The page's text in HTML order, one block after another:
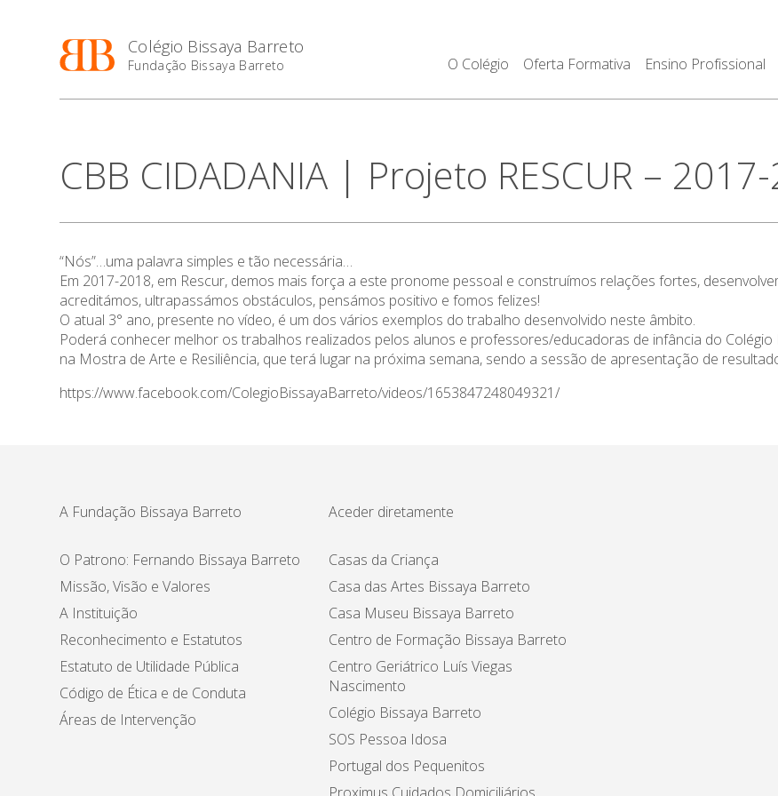
Colégio Bissaya Barreto
Fundação Bissaya Barreto O Colégio Oferta Formativa Ensino Profissional
CBB CIDADANIA | Projeto RESCUR –
“Nós”…uma palavra simples e tão necessária…
Em 2017-2018, em Rescur, demos mais força a este pronome pessoal e construímos relações fortes,
acreditámos, ultrapassámos obstáculos, pensámos positivo e fomos felizes!
O atual 3° ano, presente no vídeo, é um dos vários exemplos do trabalho desenvolvido neste âmbito.
Poderá conhecer melhor os trabalhos realizados pelos alunos e professores/educadoras de infância do
na Mostra de Arte e Resiliência, que terá lugar na próxima semana, sendo a sessão de apresentação de
https://www.facebook.com/ColegioBissayaBarreto/videos/1653847248049321/
A Fundação Bissaya Barreto
O Patrono: Fernando Bissaya Barreto
Missão, Visão e Valores
A Instituição
Reconhecimento e Estatutos
Estatuto de Utilidade Pública
Código de Ética e de Conduta
Áreas de Intervenção
Aceder diretamente
Casas da Criança
Casa das Artes Bissaya Barreto
Casa Museu Bissaya Barreto
Centro de Formação Bissaya Barreto
Centro Geriátrico Luís Viegas
Nascimento
Colégio Bissaya Barreto
SOS Pessoa Idosa
Portugal dos Pequenitos